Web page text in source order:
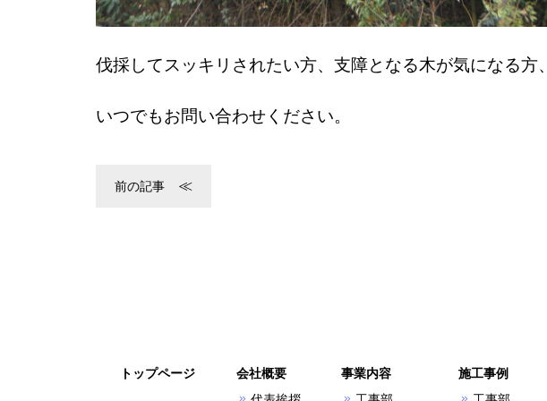
伐採してスッキリされたい方、支障となる木が気になる方、
いつでもお問い合わせください。
前の記事
トップページ
会社概要
事業内容
施工事例